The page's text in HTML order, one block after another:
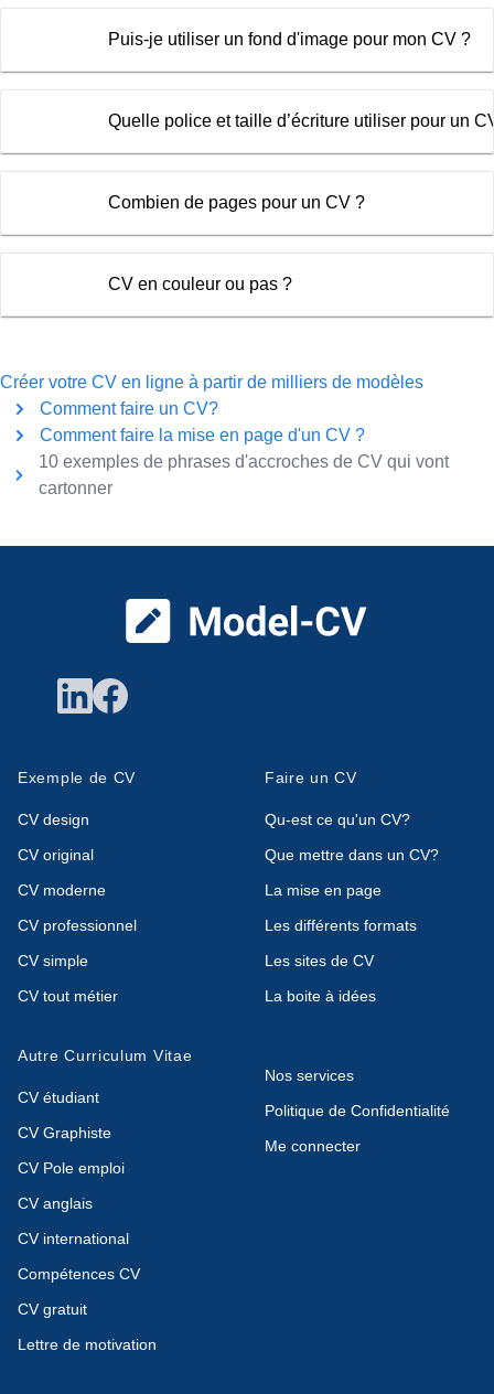
Puis-je utiliser un fond d'image pour mon CV ?
Quelle police et taille d’écriture utiliser pour un
Combien de pages pour un CV ?
CV en couleur ou pas ?
Créer votre CV en ligne à partir de milliers de modèles
Comment faire un CV?
Comment faire la mise en page d'un CV ?
10 exemples de phrases d'accroches de CV qui vont
cartonner
Exemple de CV
CV design
CV original
CV moderne
CV professionnel
CV simple
CV tout métier
Faire un CV
Qu-est ce qu'un CV?
Que mettre dans un CV?
La mise en page
Les différents formats
Les sites de CV
La boite à idées
Autre Curriculum Vitae
CV étudiant
CV Graphiste
CV Pole emploi
CV anglais
CV international
Compétences CV
CV gratuit
Lettre de motivation
Nos services
Politique de Confidentialité
Me connecter